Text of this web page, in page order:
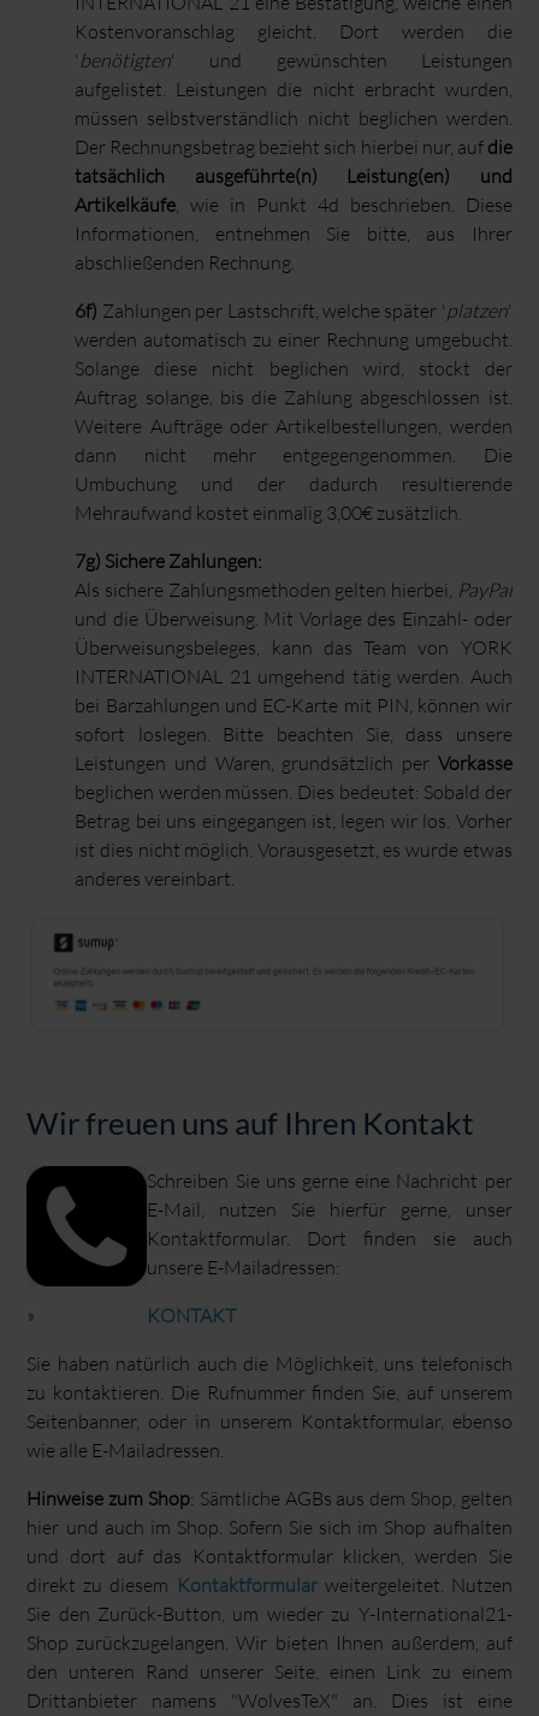
Kostenvoranschlag gleicht. Dort werden die
' benötigten' und gewünschten Leistungen
aufgelistet. Leistungen die nicht erbracht wurden,
müssen selbstverständlich nicht beglichen werden.
Der Rechnungsbetrag bezieht sich hierbei nur, auf die
tatsächlich ausgeführte(n) Leistung(en) und
Artikelkäufe , wie in Punkt 4d beschrieben. Diese
Informationen, entnehmen Sie bitte, aus Ihrer
abschließenden Rechnung.
6f) Zahlungen per Lastschrift, welche später ' platzen'
werden automatisch zu einer Rechnung umgebucht.
Solange diese nicht beglichen wird, stockt der
Auftrag solange, bis die Zahlung abgeschlossen ist.
Weitere Aufträge oder Artikelbestellungen, werden
dann nicht mehr entgegengenommen. Die
Umbuchung und der dadurch resultierende
Mehraufwand kostet einmalig 3,00€ zusätzlich.
7g) Sichere Zahlungen:
Als sichere Zahlungsmethoden gelten hierbei, PayPal
und die Überweisung. Mit Vorlage des Einzahl- oder
Überweisungsbeleges, kann das Team von YORK
INTERNATIONAL 21 umgehend tätig werden. Auch
bei Barzahlungen und EC-Karte mit PIN, können wir
sofort loslegen. Bitte beachten Sie, dass unsere
Leistungen und Waren, grundsätzlich per Vorkasse
beglichen werden müssen. Dies bedeutet: Sobald der
Betrag bei uns eingegangen ist, legen wir los. Vorher
ist dies nicht möglich. Vorausgesetzt, es wurde etwas
anderes vereinbart.
Wir freuen uns auf Ihren Kontakt
Schreiben Sie uns gerne eine Nachricht per
E-Mail, nutzen Sie hierfür gerne, unser
Kontaktformular. Dort finden sie auch
unsere E-Mailadressen:
KONTAKT
Sie haben natürlich auch die Möglichkeit, uns telefonisch
zu kontaktieren. Die Rufnummer finden Sie, auf unserem
Seitenbanner, oder in unserem Kontaktformular, ebenso
wie alle E-Mailadressen.
Hinweise zum Shop: Sämtliche AGBs aus dem Shop, gelten
hier und auch im Shop. Sofern Sie sich im Shop aufhalten
und dort auf das Kontaktformular klicken, werden Sie
direkt zu diesem Kontaktformular weitergeleitet. Nutzen
Sie den Zurück-Button, um wieder zu Y-International21-
Shop zurückzugelangen. Wir bieten Ihnen außerdem, auf
den unteren Rand unserer Seite, einen Link zu einem
Drittanbieter namens "WolvesTeX" an. Dies ist eine